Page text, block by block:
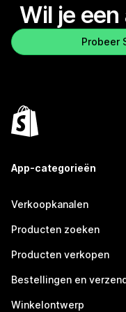
Wil je
Probeer
App-categorieën
Verkoopkanalen
Producten zoeken
Producten verkopen
Bestellingen en
Winkelontwerp